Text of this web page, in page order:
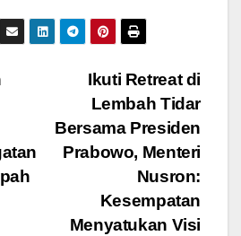
Ikuti Retreat di
Lembah Tidar
Bersama Presiden
Prabowo, Menteri
Nusron:
Kesempatan
Menyatukan Visi